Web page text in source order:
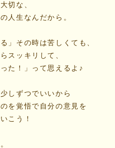
切な、
人生なんだから。
る」その時は苦しくても、
スッキリして、
った！」って思えるよ♪
しずつでいいから
を覚悟で自分の意見を
こう！